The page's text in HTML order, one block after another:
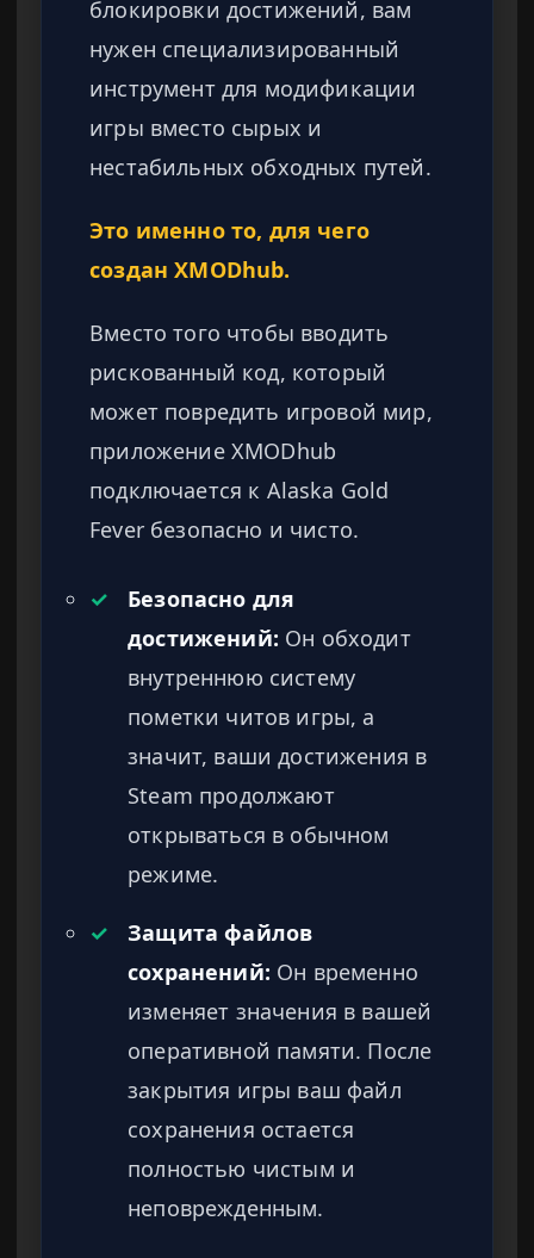
блокировки достижений, вам
нужен специализированный
инструмент для модификации
игры вместо сырых и
нестабильных обходных путей.
Это именно то, для чего
создан XMODhub.
Вместо того чтобы вводить
рискованный код, который
может повредить игровой мир,
приложение XMODhub
подключается к Alaska Gold
Fever безопасно и чисто.
✓
Безопасно для
достижений: Он обходит
внутреннюю систему
пометки читов игры, а
значит, ваши достижения в
Steam продолжают
открываться в обычном
режиме.
✓
Защита файлов
сохранений: Он временно
изменяет значения в вашей
оперативной памяти. После
закрытия игры ваш файл
сохранения остается
полностью чистым и
неповрежденным.